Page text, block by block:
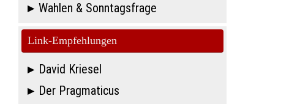
Wahlen & Sonntagsfrage
Link-Empfehlungen
David Kriesel
Der Pragmaticus